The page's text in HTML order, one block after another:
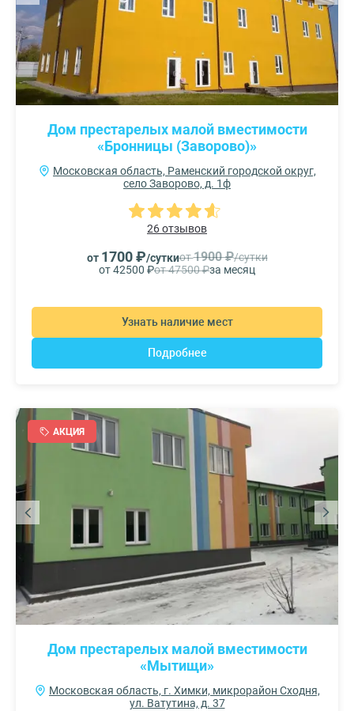
Дом престарелых малой вместимости
«Бронницы (Заворово)»
Московская область, Раменский городской округ,
село Заворово, д. 1ф
26 отзывов
от 1700 ₽/суткиот1900 ₽/сутки
от 42500 ₽от 47500 ₽за месяц
Узнать наличие мест
Подробнее
АКЦИЯ
Дом престарелых малой вместимости
«Мытищи»
Московская область, г. Химки, микрорайон Сходня,
ул. Ватутина, д. 37